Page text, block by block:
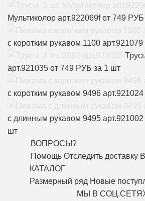
Мультиколор арт.922069f от 749
с коротким рукавом 1100 арт.921079
арт.921035 от 749 РУБ за 1 шт
с коротким рукавом 9496 арт.921024
с длинным рукавом 9495 арт.921002
шт
ВОПРОСЫ?
Помощь Отследить доставку
КАТАЛОГ
Размерный ряд Новые
МЫ В